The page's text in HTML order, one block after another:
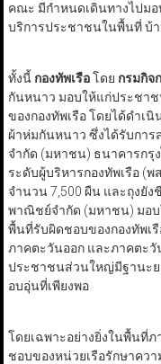
คณะ มีกำหนดเดินทางไปม
บริการประชาชนในพื้นที่ บ้
ทั้งนี้ กองทัพเรือโดย กรมกิจ
กันหนาว มอบให้แก่ประชา
ของกองทัพเรือ โดยได้ดำเ
ผ้าห่มกันหนาว ซึ่งได้รับกา
จำกัด (มหาชน) ธนาคารก
ระดับผู้บริหารกองทัพเรือ (
จำนวน 7,500 ผืน และถุงยั
พาณิชย์จำกัด (มหาชน) มอ
พื้นที่รับผิดชอบของกองทัพเ
ภาคตะวันออก และภาคตะวั
ประชาชนส่วนใหญ่มีฐานะย
อบอุ่นที่เพียงพอ
โดยเฉพาะอย่างยิ่งในพื้นที่
ชอบของหน่วยเรือรักษาคว